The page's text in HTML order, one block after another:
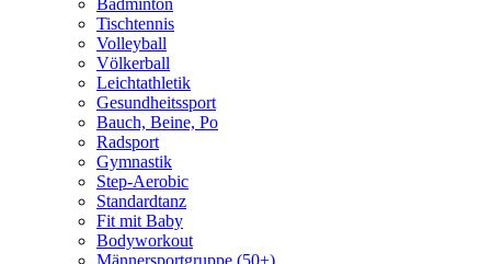
Badminton
Tischtennis
Volleyball
Völkerball
Leichtathletik
Gesundheitssport
Bauch, Beine, Po
Radsport
Gymnastik
Step-Aerobic
Standardtanz
Fit mit Baby
Bodyworkout
Männersportgruppe (50+)